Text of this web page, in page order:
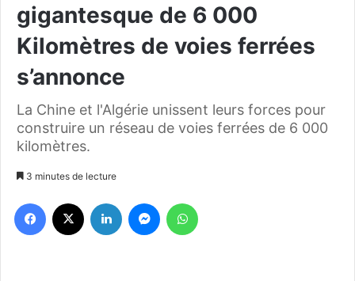
gigantesque de 6 000
Kilomètres de voies ferrées
s’annonce
La Chine et l'Algérie unissent leurs forces pour
construire un réseau de voies ferrées de 6 000
kilomètres.
3 minutes de lecture